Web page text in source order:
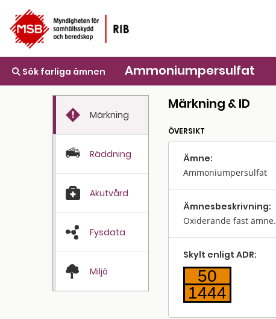
Sök farliga ämnen Ammoniumpersulfat
Märkning
Räddning
Akutvård
Fysdata
Miljö
Märkning & ID
ÖVERSIKT
Ämne:
Ammoniumpersulfat
Ämnes­beskrivning:
Oxiderande fast ämne.
Skylt enligt ADR:
50
1444